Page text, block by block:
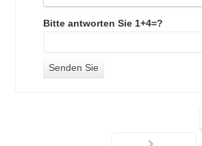
Bitte antworten Sie 1+4=?